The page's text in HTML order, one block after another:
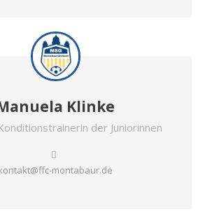
Klinke
der Juniorinnen
montabaur.de